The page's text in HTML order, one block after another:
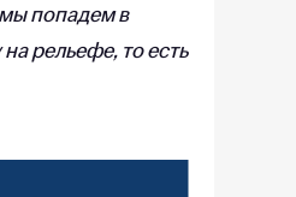
попадем в
рельефе, то есть